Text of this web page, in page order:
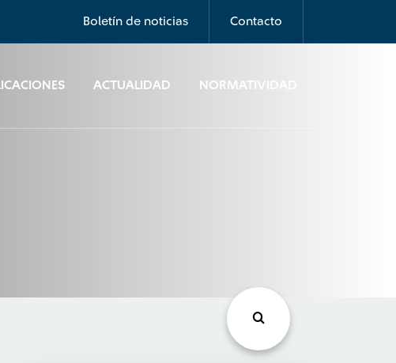
Boletín de noticias Contacto
ACTUALIDAD NORMATIVIDAD